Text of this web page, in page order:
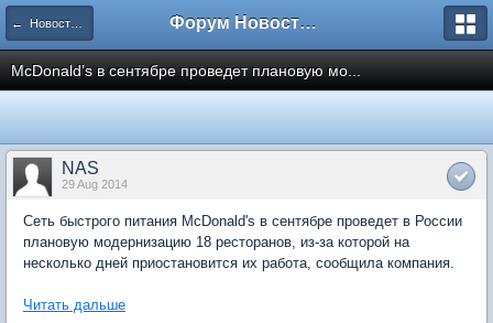
← Новости рынка недвижимости Форум Новостройки
McDonald’s в сентябре проведет плановую мо...
NAS
29 Aug 2014
Сеть быстрого питания McDonald's в сентябре проведет в России
плановую модернизацию 18 ресторанов, из-за которой на
несколько дней приостановится их работа, сообщила компания.
Читать дальше